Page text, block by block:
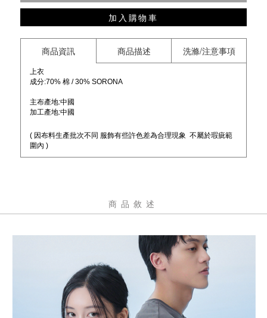
加入購物車
商品資訊 商品描述 洗滌/注意事項
上衣
成分:70% 棉 / 30% SORONA
主布產地:中國
加工產地:中國
( 因布料生產批次不同 服飾有些許色差為合理現象 不屬於瑕疵範
圍內 )
黑色布料特別採防褪色處理 手感會較微偏軟 此屬正常合理現象
舒適度、品質皆與其它色系一致 不影響日常穿著
商品敘述